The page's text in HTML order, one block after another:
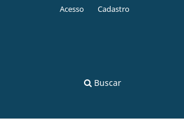
Buscar
Acesso Cadastro